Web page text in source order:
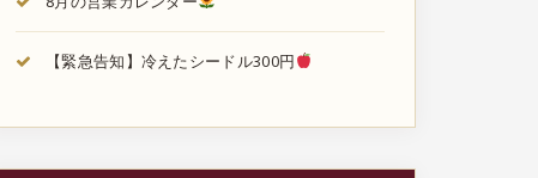
【緊急告知】冷えたシードル300円